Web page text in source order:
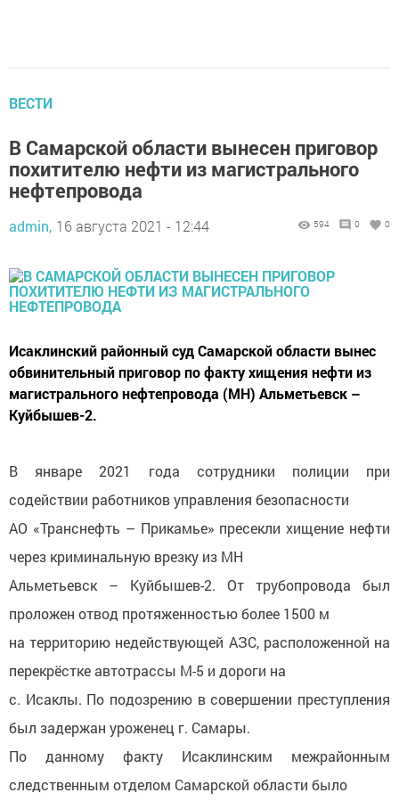
ВЕСТИ
В Самарской области вынесен приговор
похитителю нефти из магистрального
нефтепровода
admin, 16 августа 2021 - 12:44 594 0 0
Исаклинский районный суд Самарской области вынес
обвинительный приговор по факту хищения нефти из
магистрального нефтепровода (МН) Альметьевск –
Куйбышев-2.
В январе 2021 года сотрудники полиции при
содействии работников управления безопасности
АО «Транснефть – Прикамье» пресекли хищение нефти
через криминальную врезку из МН
Альметьевск – Куйбышев-2. От трубопровода был
проложен отвод протяженностью более 1500 м
на территорию недействующей АЗС, расположенной на
перекрёстке автотрассы М-5 и дороги на
с. Исаклы. По подозрению в совершении преступления
был задержан уроженец г. Самары.
По данному факту Исаклинским межрайонным
следственным отделом Самарской области было